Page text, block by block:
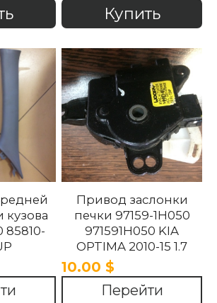
Купить
кузова
85810-
Kia
-2015.
Привод заслонки
печки 97159-1H050
971591H050 KIA
OPTIMA 2010-15 1.7
10.00 $
Перейти